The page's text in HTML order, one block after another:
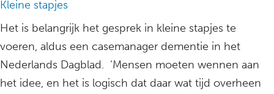
Kleine stapjes
Het is belangrijk het gesprek in kleine stapjes te
voeren, aldus een casemanager dementie in het
Nederlands Dagblad. ‘Mensen moeten wennen aan
het idee, en het is logisch dat daar wat tijd overheen